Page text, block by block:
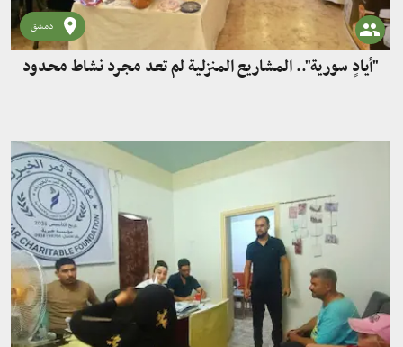
دمشق
"أيادٍ سورية".. المشاريع المنزلية لم تعد مجرد نشاط محدود